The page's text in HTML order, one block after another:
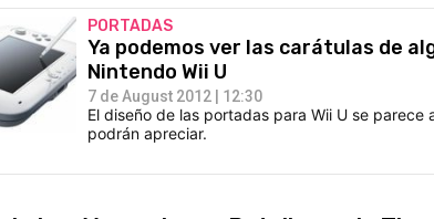
PORTADAS
Ya podemos ver las carátulas de
Nintendo Wii U
7 de August 2012 | 12:30
El diseño de las portadas para Wii U se
podrán apreciar.